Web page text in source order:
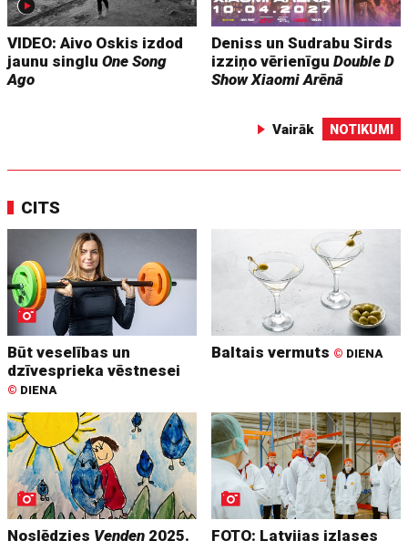
VIDEO: Aivo Oskis izdod
jaunu singluOne Song
Ago
Deniss un Sudrabu Sirds
izziņo vērienīguDouble D
Show Xiaomi Arēnā
Vairāk NOTIKUMI
CITS
Būt veselības un
dzīvesprieka vēstnesei
© DIENA
Baltais vermuts © DIENA
Noslēdzies Venden 2025.
FOTO: Latvijas izlases